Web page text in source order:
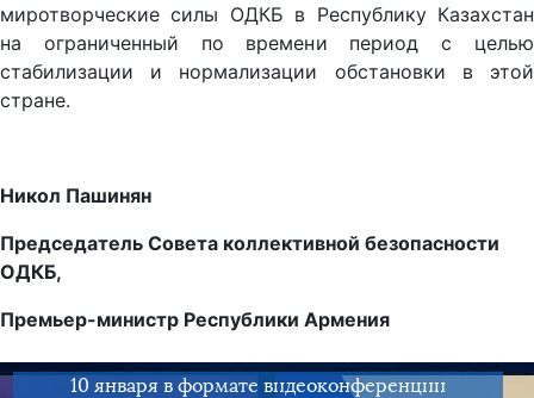
миротворческие силы ОДКБ в Республику Казахстан
на ограниченный по времени период с целью
стабилизации и нормализации обстановки в этой
стране.
Никол Пашинян
Председатель Совета коллективной безопасности
ОДКБ,
Премьер-министр Республики Армения
10 января в формате видеоконференции